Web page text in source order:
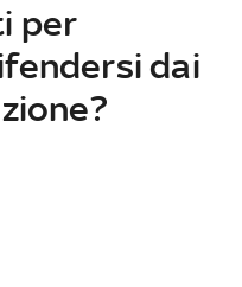
per
dai